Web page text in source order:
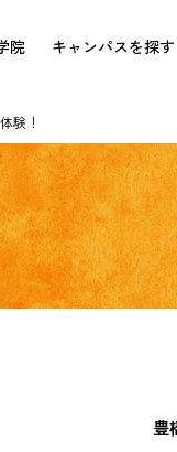
院 キャンパスを探す
験！
豊